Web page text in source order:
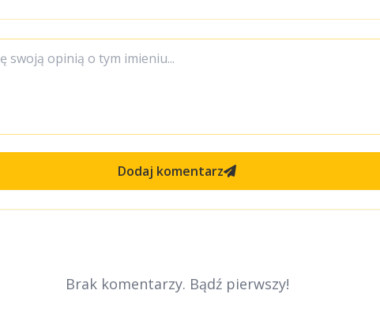
Dodaj komentarz
Brak komentarzy. Bądź pierwszy!